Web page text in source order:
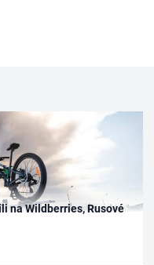
na Wildberries, Rusové